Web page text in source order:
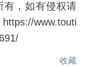
有，如有侵权请
www.touti
收藏